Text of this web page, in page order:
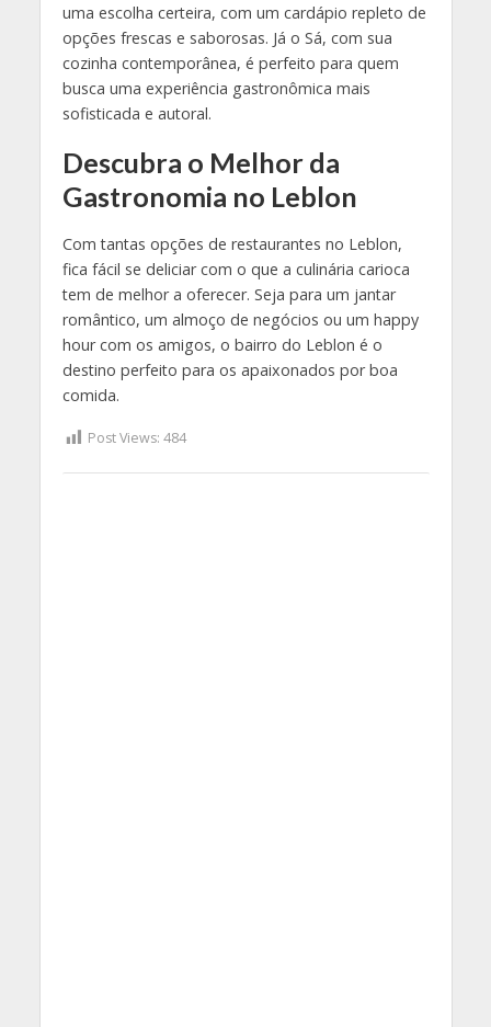
uma escolha certeira, com um cardápio repleto de
opções frescas e saborosas. Já o Sá, com sua
cozinha contemporânea, é perfeito para quem
busca uma experiência gastronômica mais
sofisticada e autoral.
Descubra o Melhor da
Gastronomia no Leblon
Com tantas opções de restaurantes no Leblon,
fica fácil se deliciar com o que a culinária carioca
tem de melhor a oferecer. Seja para um jantar
romântico, um almoço de negócios ou um happy
hour com os amigos, o bairro do Leblon é o
destino perfeito para os apaixonados por boa
comida.
Post Views: 484